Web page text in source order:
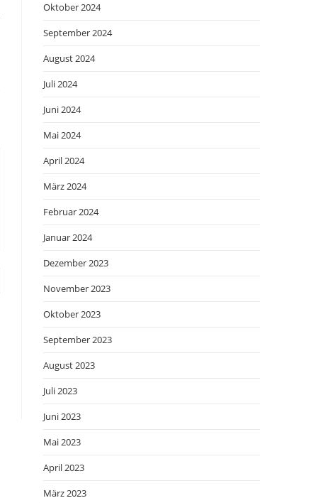
Oktober 2024
September 2024
August 2024
Juli 2024
Juni 2024
Mai 2024
April 2024
März 2024
Februar 2024
Januar 2024
Dezember 2023
November 2023
Oktober 2023
September 2023
August 2023
Juli 2023
Juni 2023
Mai 2023
April 2023
März 2023